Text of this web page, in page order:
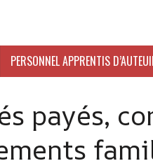
PERSONNEL APPRENTIS
payés,